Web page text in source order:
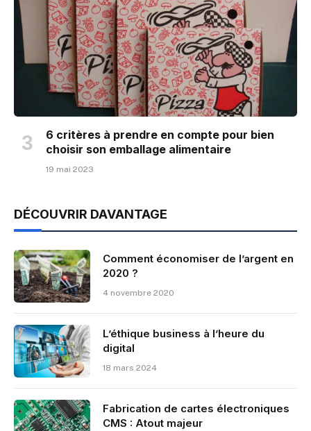
6 critères à prendre en compte pour bien
choisir son emballage alimentaire
19 mai 2023
DÉCOUVRIR DAVANTAGE
Comment économiser de l’argent en
2020 ?
4 novembre 2020
L’éthique business à l’heure du
digital
18 mars 2024
Fabrication de cartes électroniques
CMS : Atout majeur